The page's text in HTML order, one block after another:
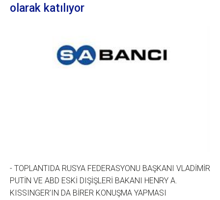
olarak katılıyor
- TOPLANTIDA RUSYA FEDERASYONU BAŞKANI VLADİMİR
PUTİN VE ABD ESKİ DIŞİŞLERİ BAKANI HENRY A.
KISSINGER’IN DA BİRER KONUŞMA YAPMASI